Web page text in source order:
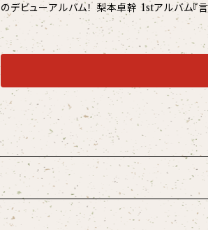
のデビューアルバム！ 梨本卓幹 1stアルバム『言の葉Music』 ※直筆サイン入りをご希望の方は、オプシ
ョンを選択してください。 【収録曲】 ベーラ・バルトーク -Béla Bartók 3 つのチーク県の民謡 BB.4
5b ルーマニア民族舞曲 BB.68 ソナチナ BB.69 ウルマス・シサスク -Urmas
曲」第1集『カシオペア座』 Op.55 「星の組曲」第2集
ショパン -Frederic Chopin ノクターン第
ノクターン第13 番 ハ短調 Op.48-1 ノクターン 嬰ハ短調 遺作
愛の夢 第3番 S.541 No.3 【録音情報】 Produce & Direction : Wakako Yamamoto Recordin
g, Mixing & Mastering : Takao Otsuka
yane Shindo Snap Photos : Takumi
ding Location : Hikone City Culture
on : Studio N.A.T Original Recording : 24bit / 192kHz 【CD製品情
価格：2,970円（本体価格2,700円) JAN：